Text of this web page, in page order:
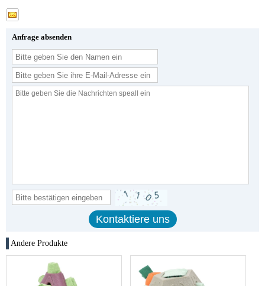
Anfrage absenden
Andere Produkte